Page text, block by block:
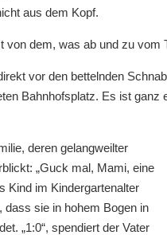
aus dem Kopf.
dem, was ab und zu vom
vor den bettelnden
Bahnhofsplatz. Es ist
deren gelangweilter
„Guck mal, Mami, eine
Kind im Kindergartenalter
dass sie in hohem Bogen in
„1:0“, spendiert der Vater